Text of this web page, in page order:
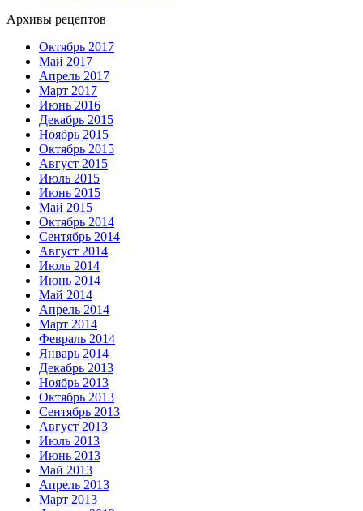
Архивы рецептов
Октябрь 2017
Май 2017
Апрель 2017
Март 2017
Июнь 2016
Декабрь 2015
Ноябрь 2015
Октябрь 2015
Август 2015
Июль 2015
Июнь 2015
Май 2015
Октябрь 2014
Сентябрь 2014
Август 2014
Июль 2014
Июнь 2014
Май 2014
Апрель 2014
Март 2014
Февраль 2014
Январь 2014
Декабрь 2013
Ноябрь 2013
Октябрь 2013
Сентябрь 2013
Август 2013
Июль 2013
Июнь 2013
Май 2013
Апрель 2013
Март 2013